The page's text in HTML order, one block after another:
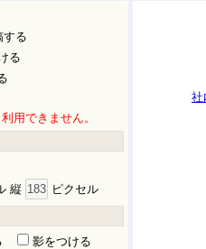
する
る
用できません。
縦 ピクセル
影をつける
社